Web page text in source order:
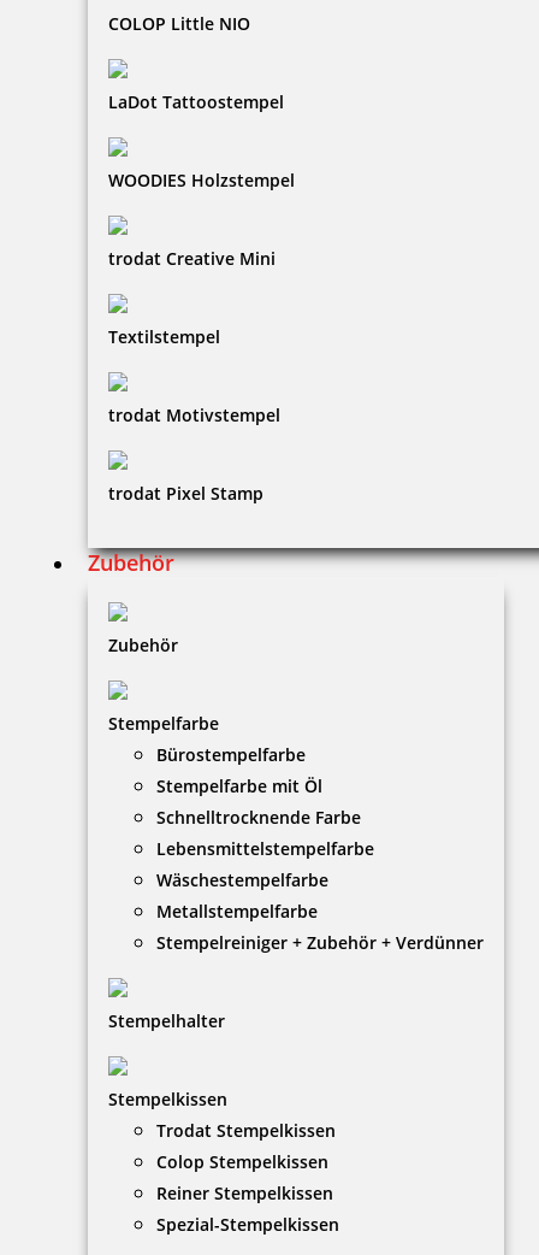
COLOP Little NIO
LaDot Tattoostempel
WOODIES Holzstempel
trodat Creative Mini
Textilstempel
trodat Motivstempel
trodat Pixel Stamp
Zubehör
Zubehör
Stempelfarbe
Bürostempelfarbe
Stempelfarbe mit Öl
Schnelltrocknende Farbe
Lebensmittelstempelfarbe
Wäschestempelfarbe
Metallstempelfarbe
Stempelreiniger + Zubehör + Verdünner
Stempelhalter
Stempelkissen
Trodat Stempelkissen
Colop Stempelkissen
Reiner Stempelkissen
Spezial-Stempelkissen
HINWEISE
Versandinformationen
Zahlungsbedingungen